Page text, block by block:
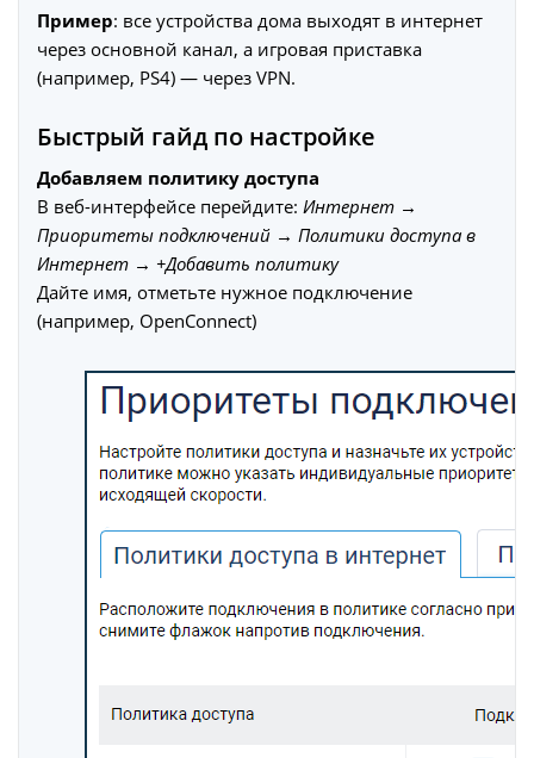
Пример: все устройства дома выходят в интернет
через основной канал, а игровая приставка
(например, PS4) — через VPN.
Быстрый гайд по настройке
Добавляем политику доступа
В веб-интерфейсе перейдите: Интернет →
Приоритеты подключений → Политики доступа в
Интернет → +Добавить политику
Дайте имя, отметьте нужное подключение
(например, OpenConnect)